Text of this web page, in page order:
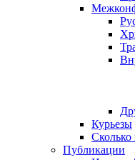
Курьезы
Публикации